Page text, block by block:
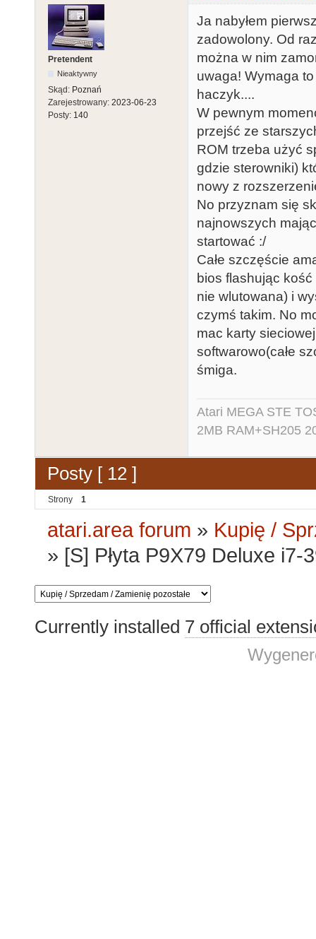
Pretendent
Nieaktywny
Skąd: Poznań
Zarejestrowany: 2023-06-23
Posty: 140
Ja nabyłem
zadowolony. Od
można w nim
uwaga! Wymaga
haczyk....
W pewnym
przejść ze
ROM trzeba użyć
gdzie sterowniki)
nowy z
No przyznam się
najnowszych
startować :/
Całe szczęście
bios flashując
nie wlutowana) i
czymś takim. No
mac karty
softwarowo(całe
śmiga.
Atari MEGA STE
2MB RAM+SH205
Posty [ 12 ]
Strony 1
atari.area forum » Kupię /
» [S] Płyta P9X79 Deluxe i7-
Currently installed 7 official